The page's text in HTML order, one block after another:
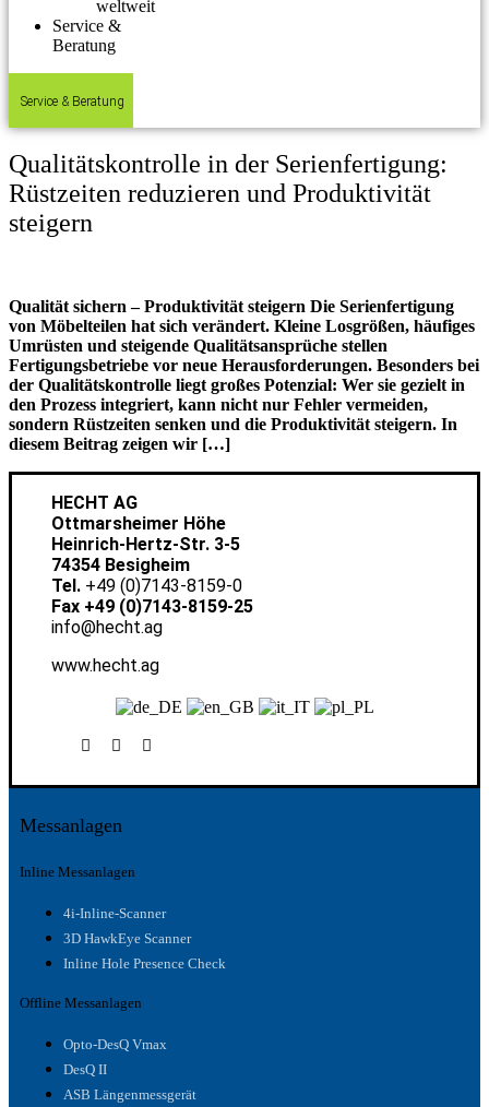
weltweit
Service &
Beratung
Service & Beratung
Qualitätskontrolle in der Serienfertigung:
Rüstzeiten reduzieren und Produktivität
steigern
Qualität sichern – Produktivität steigern Die Serienfertigung
von Möbelteilen hat sich verändert. Kleine Losgrößen, häufiges
Umrüsten und steigende Qualitätsansprüche stellen
Fertigungsbetriebe vor neue Herausforderungen. Besonders bei
der Qualitätskontrolle liegt großes Potenzial: Wer sie gezielt in
den Prozess integriert, kann nicht nur Fehler vermeiden,
sondern Rüstzeiten senken und die Produktivität steigern. In
diesem Beitrag zeigen wir […]
HECHT AG
Ottmarsheimer Höhe
Heinrich-Hertz-Str. 3-5
74354 Besigheim
Tel. +49 (0)7143-8159-0
Fax +49 (0)7143-8159-25
info@hecht.ag
www.hecht.ag
Messanlagen
Inline Messanlagen
4i-Inline-Scanner
3D HawkEye Scanner
Inline Hole Presence Check
Offline Messanlagen
Opto-DesQ Vmax
DesQ II
ASB Längenmessgerät